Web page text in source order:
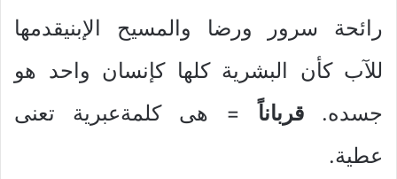
رائحة سرور ورضا والمسيح الإبنيقدمها
للآب كأن البشرية كلها كإنسان واحد هو
جسده. قرباناً = هى كلمةعبرية تعنى
عطية.